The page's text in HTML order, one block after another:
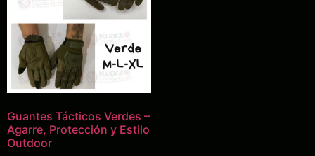
Guantes Tácticos Verdes –
Agarre, Protección y Estilo
Outdoor